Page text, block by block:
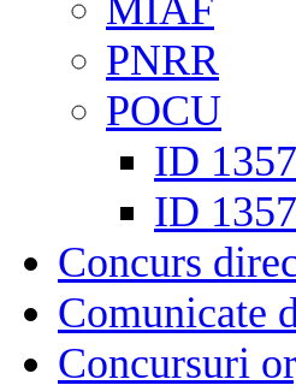
MIAF
PNRR
POCU
ID
ID
Concurs
Comunicate
Concursuri